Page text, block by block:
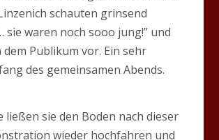
schauten grinsend
sie waren noch sooo jung!” und
Publikum vor. Ein sehr
des gemeinsamen Abends.
ließen sie den Boden nach dieser
wieder hochfahren und